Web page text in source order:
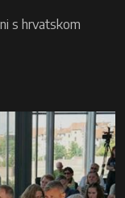
s hrvatskom